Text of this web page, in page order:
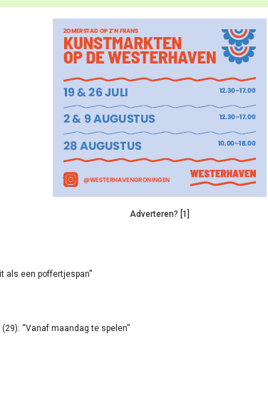
Adverteren? [1]
als een poffertjespan”
“Vanaf maandag te spelen”